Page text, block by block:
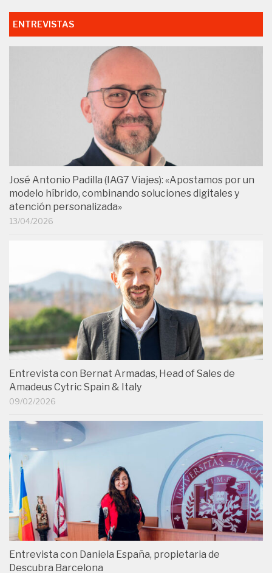
ENTREVISTAS
José Antonio Padilla (IAG7 Viajes): «Apostamos por un
modelo híbrido, combinando soluciones digitales y
atención personalizada»
13/04/2026
Entrevista con Bernat Armadas, Head of Sales de
Amadeus Cytric Spain & Italy
09/02/2026
Entrevista con Daniela España, propietaria de
Descubra Barcelona